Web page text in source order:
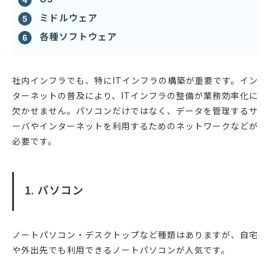
ミドルウェア
各種ソフトウェア
社内インフラでも、特にITインフラの構築が重要です。イン
ターネットの普及により、ITインフラの整備が業務効率化に
欠かせません。パソコンだけではなく、データを管理するサ
ーバやインターネットを利用するためのネットワークなどが
必要です。
1. パソコン
ノートパソコン・デスクトップなど種類はありますが、自宅
や外出先でも利用できるノートパソコンが人気です。